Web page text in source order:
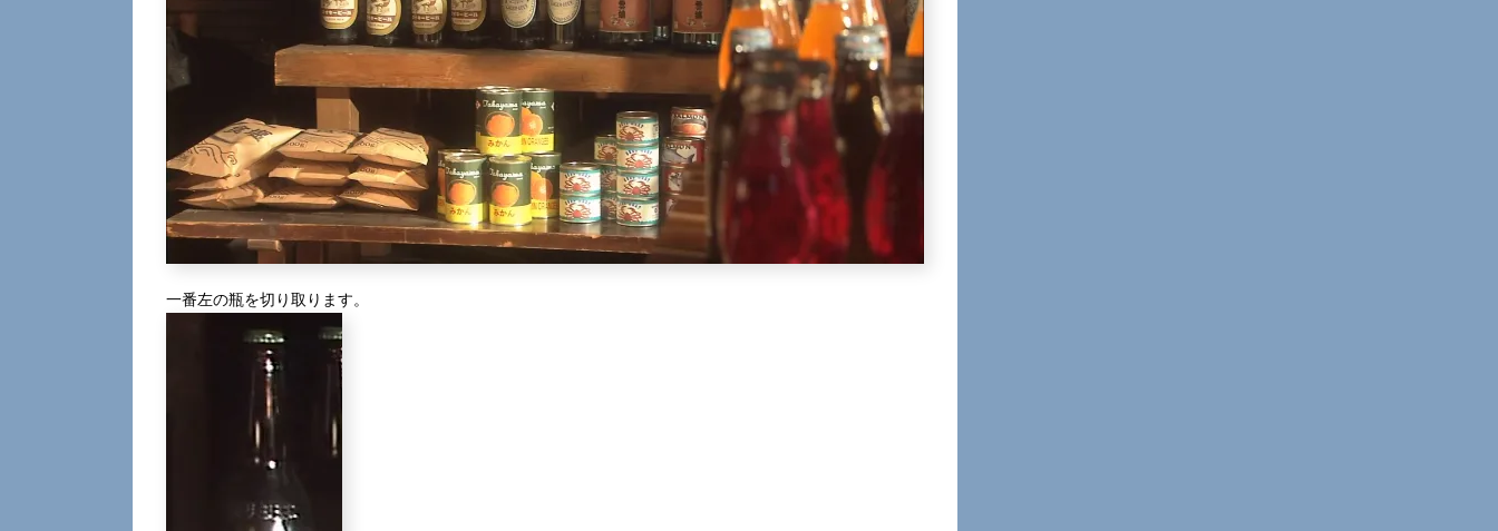
一番左の瓶を切り取ります。